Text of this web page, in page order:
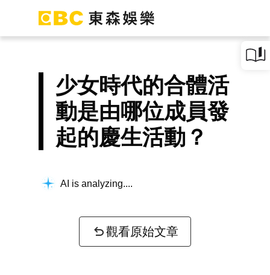
少女時代的合體活
動是由哪位成員發
起的慶生活動？
AI is analyzing...
觀看原始文章